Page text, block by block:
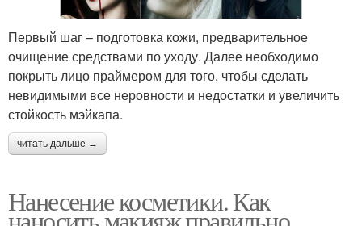
Первый шаг – подготовка кожи, предварительное
очищение средствами по уходу. Далее необходимо
покрыть лицо праймером для того, чтобы сделать
невидимыми все неровности и недостатки и увеличить
стойкость мэйкапа.
читать дальше →
Нанесение косметики. Как